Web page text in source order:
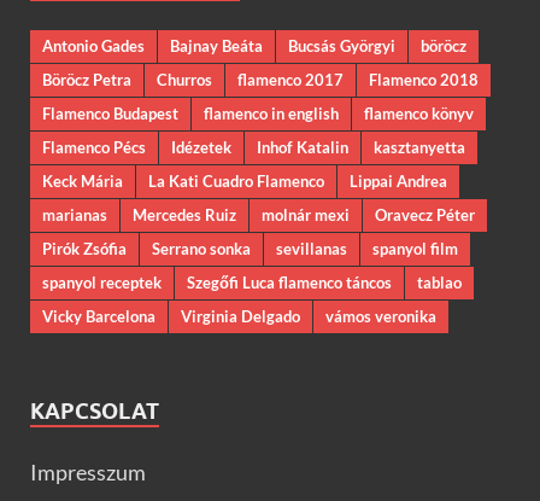
Antonio Gades Bajnay Beáta Bucsás Györgyi
böröcz
Böröcz Petra
Churros flamenco 2017
Flamenco 2018
Flamenco Budapest
flamenco in english
flamenco könyv
Flamenco Pécs
Idézetek Inhof Katalin
kasztanyetta
Keck Mária
La Kati Cuadro Flamenco
Lippai Andrea
marianas
Mercedes Ruiz molnár mexi
Oravecz Péter
Pirók Zsófia
Serrano sonka sevillanas
spanyol film
spanyol receptek
Szegőfi Luca flamenco táncos
tablao
Vicky Barcelona
Virginia Delgado vámos veronika
KAPCSOLAT
Impresszum